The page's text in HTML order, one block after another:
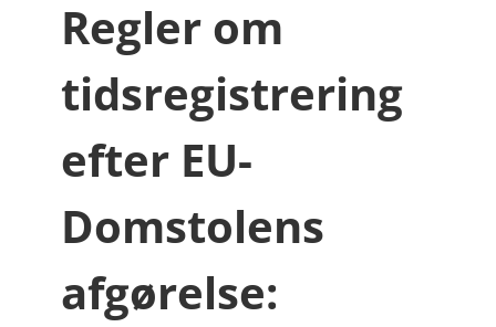
Regler om
tidsregistrering
efter EU-
Domstolens
afgørelse: